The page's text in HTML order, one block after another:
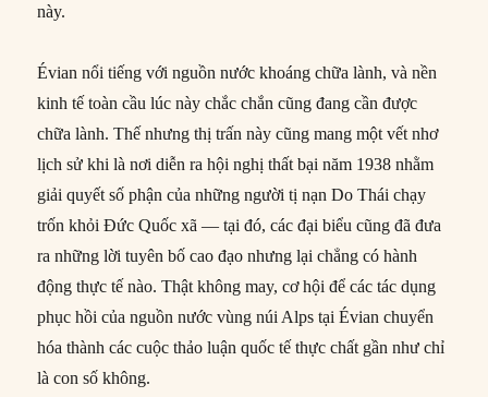
này.
Évian nổi tiếng với nguồn nước khoáng chữa lành, và nền
kinh tế toàn cầu lúc này chắc chắn cũng đang cần được
chữa lành. Thế nhưng thị trấn này cũng mang một vết nhơ
lịch sử khi là nơi diễn ra hội nghị thất bại năm 1938 nhằm
giải quyết số phận của những người tị nạn Do Thái chạy
trốn khỏi Đức Quốc xã — tại đó, các đại biểu cũng đã đưa
ra những lời tuyên bố cao đạo nhưng lại chẳng có hành
động thực tế nào. Thật không may, cơ hội để các tác dụng
phục hồi của nguồn nước vùng núi Alps tại Évian chuyển
hóa thành các cuộc thảo luận quốc tế thực chất gần như chỉ
là con số không.